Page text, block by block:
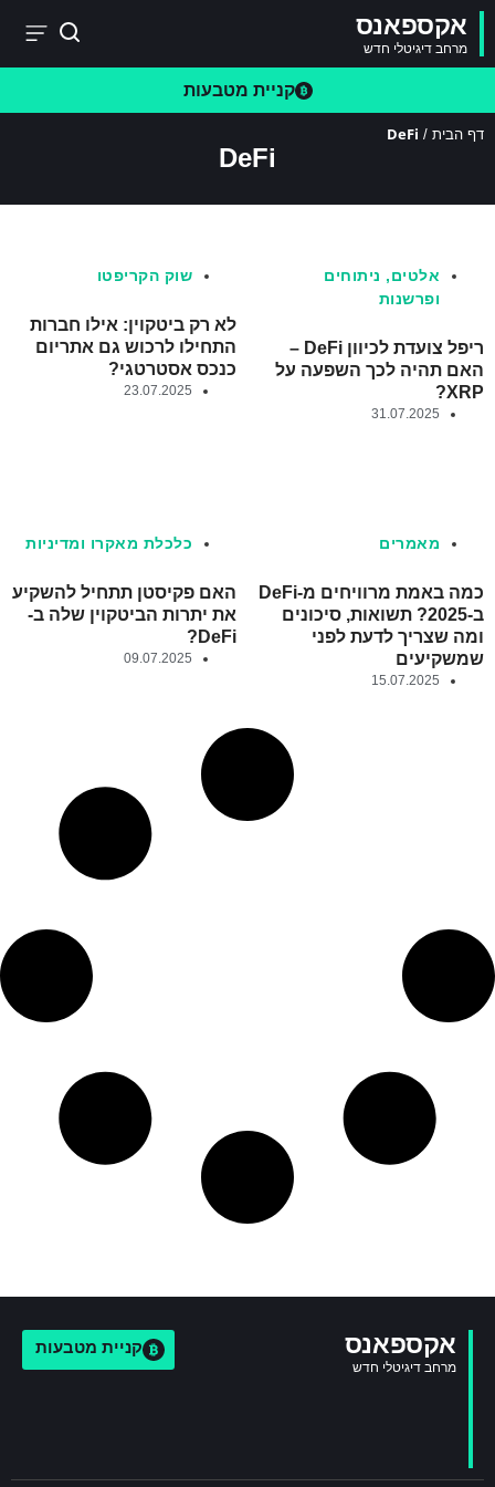
אקספאנס
מרחב דיגיטלי חדש
קניית מטבעות
דף הבית /
DeFi
DeFi
אלטים, ניתוחים
ופרשנות
ריפל צועדת לכיוון DeFi –
האם תהיה לכך השפעה על
XRP?
31.07.2025
שוק הקריפטו
לא רק ביטקוין: אילו חברות
התחילו לרכוש גם אתריום
כנכס אסטרטגי?
23.07.2025
מאמרים
כמה באמת מרוויחים מ-DeFi
ב-2025? תשואות, סיכונים
ומה שצריך לדעת לפני
שמשקיעים
15.07.2025
כלכלת מאקרו ומדיניות
האם פקיסטן תתחיל להשקיע
את יתרות הביטקוין שלה ב-
DeFi?
09.07.2025
אקספאנס
מרחב דיגיטלי חדש
קניית מטבעות